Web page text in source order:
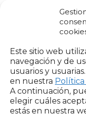
Este sitio web
navegación y de
usuarios y
en nuestra Política
A continuación,
elegir cuáles
estás en nuestra
Castilla-
Líneas
Economía